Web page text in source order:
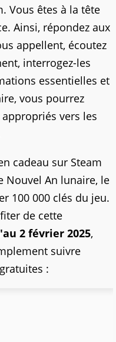
Vous êtes à la tête
Ainsi, répondez aux
appellent, écoutez
interrogez-les
essentielles et
vous pourrez
vers les
cadeau sur Steam
Nouvel An lunaire, le
100 000 clés du jeu.
de cette
2 février 2025,
suivre
: